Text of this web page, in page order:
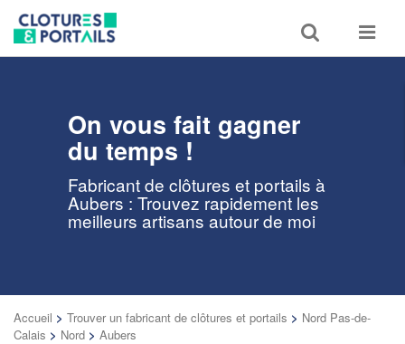
Toggle
search
Toggle
On vous fait gagner
du temps !
Fabricant de clôtures et portails à
Aubers : Trouvez rapidement les
meilleurs artisans autour de moi
Accueil > Trouver un fabricant de clôtures et portails > Nord Pas-de-
Calais > Nord > Aubers